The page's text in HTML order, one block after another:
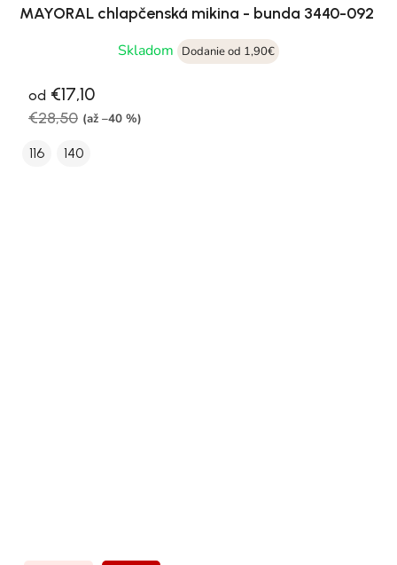
MAYORAL chlapčenská mikina - bunda 3440-092
Skladom
Dodanie od 1,90€
od €17,10
€28,50 (až –40 %)
116 140